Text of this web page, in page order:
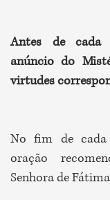
Antes de cada
anúncio do
virtudes
No fim de cada
oração
Senhora de